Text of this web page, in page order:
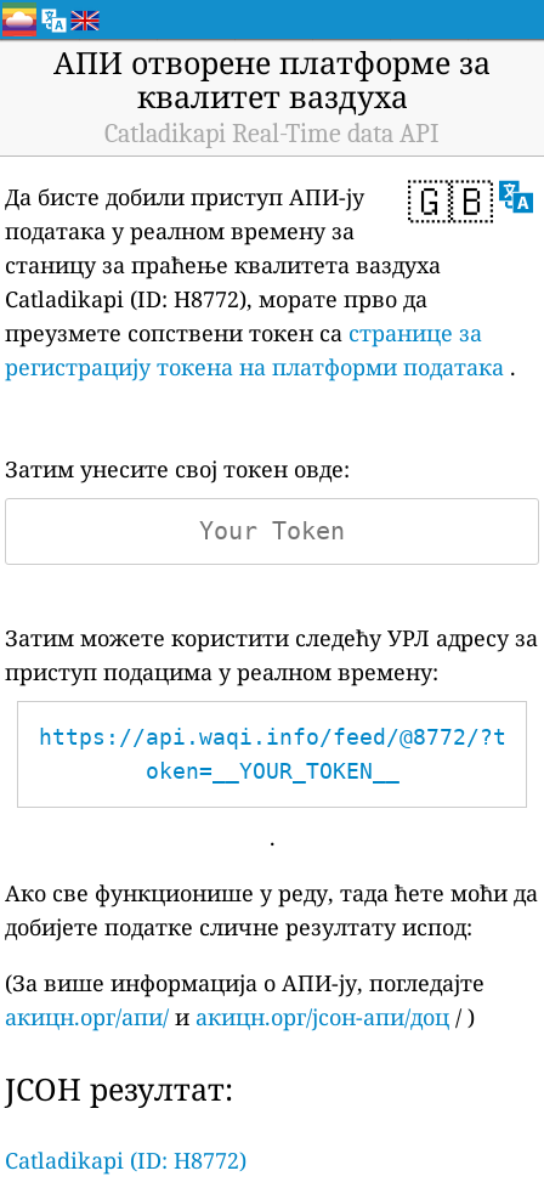
АПИ отворене платформе за
квалитет ваздуха
Catladikapi Real-Time data API
🇬🇧
Да бисте добили приступ АПИ-ју
података у реалном времену за
станицу за праћење квалитета ваздуха
Catladikapi (ID: H8772), морате прво да
преузмете сопствени токен са странице за
регистрацију токена на платформи података .
Затим унесите свој токен овде:
Затим можете користити следећу УРЛ адресу за
приступ подацима у реалном времену:
https://api.waqi.info/feed/@8772/?t
oken=__YOUR_TOKEN__
.
Ако све функционише у реду, тада ћете моћи да
добијете податке сличне резултату испод:
(За више информација о АПИ-ју, погледајте
акицн.орг/апи/ и акицн.орг/јсон-апи/доц / )
ЈСОН резултат:
Catladikapi (ID: H8772)